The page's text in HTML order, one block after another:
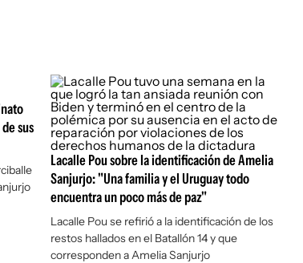
sus
Lacalle Pou sobre la identificación de Amelia
Sanjurjo: "Una familia y el Uruguay todo
encuentra un poco más de paz"
Lacalle Pou se refirió a la identificación de los
restos hallados en el Batallón 14 y que
corresponden a Amelia Sanjurjo